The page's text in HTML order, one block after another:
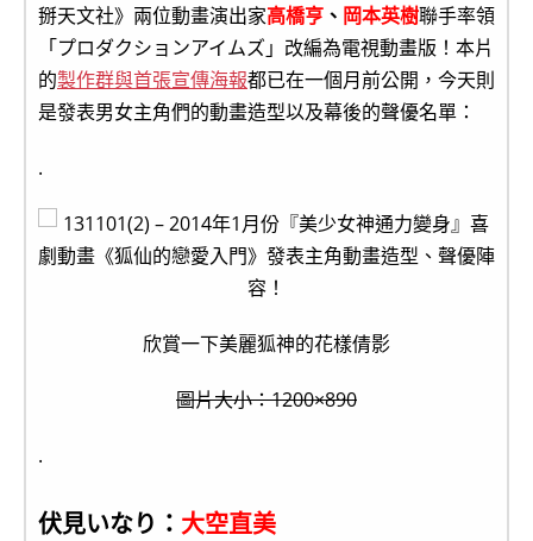
掰天文社》兩位動畫演出家高橋亨 、 岡本英樹聯手率領
「プロダクションアイムズ」改編為電視動畫版！本片
的製作群與首張宣傳海報都已在一個月前公開，今天則
是發表男女主角們的動畫造型以及幕後的聲優名單：
.
欣賞一下美麗狐神的花樣倩影
圖片大小：1200×890
.
伏見いなり： 大空直美